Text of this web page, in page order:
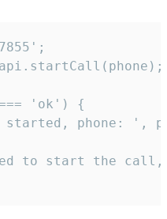
'ok') {
phone: ',
to start the